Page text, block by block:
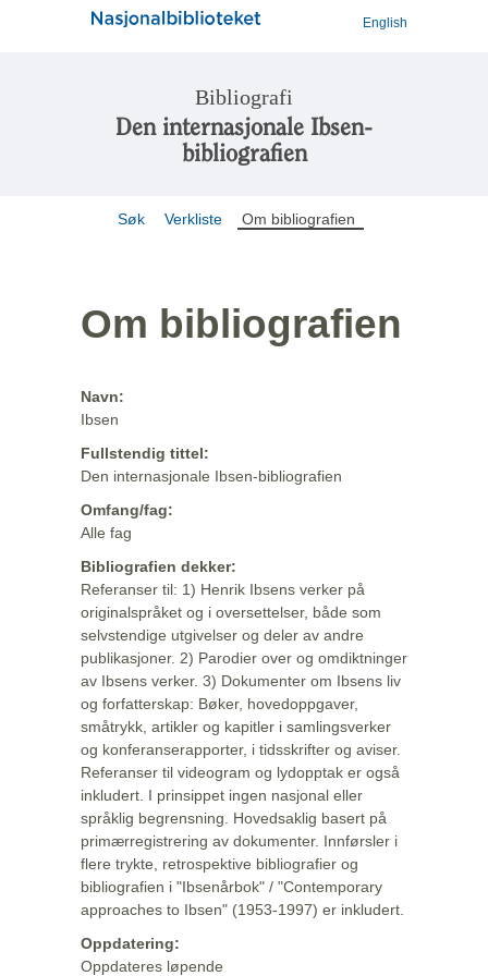
English
Bibliografi
Den internasjonale Ibsen-
bibliografien
Søk Verkliste Om bibliografien
Om bibliografien
Navn:
Ibsen
Fullstendig tittel:
Den internasjonale Ibsen-bibliografien
Omfang/fag:
Alle fag
Bibliografien dekker:
Referanser til: 1) Henrik Ibsens verker på
originalspråket og i oversettelser, både som
selvstendige utgivelser og deler av andre
publikasjoner. 2) Parodier over og omdiktninger
av Ibsens verker. 3) Dokumenter om Ibsens liv
og forfatterskap: Bøker, hovedoppgaver,
småtrykk, artikler og kapitler i samlingsverker
og konferanserapporter, i tidsskrifter og aviser.
Referanser til videogram og lydopptak er også
inkludert. I prinsippet ingen nasjonal eller
språklig begrensning. Hovedsaklig basert på
primærregistrering av dokumenter. Innførsler i
flere trykte, retrospektive bibliografier og
bibliografien i "Ibsenårbok" / "Contemporary
approaches to Ibsen" (1953-1997) er inkludert.
Oppdatering:
Oppdateres løpende